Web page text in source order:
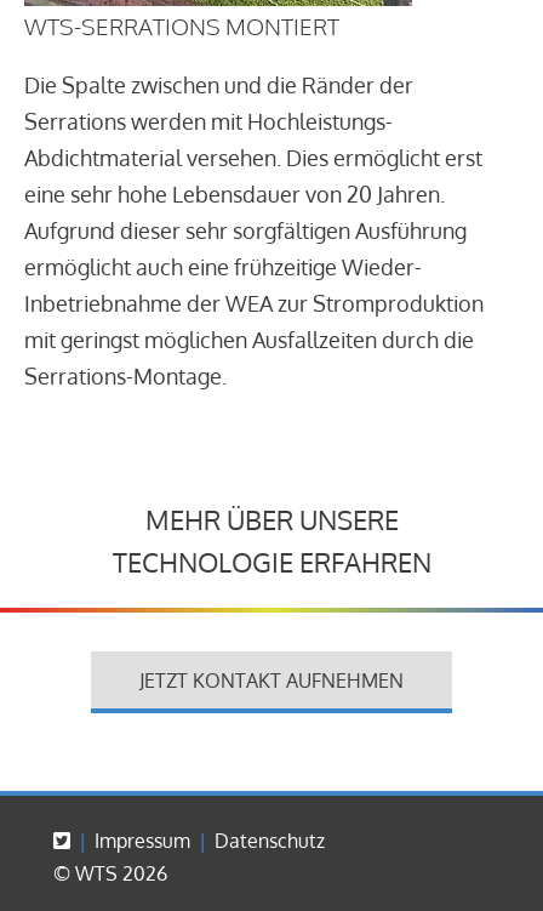
WTS-SERRATIONS MONTIERT
Die Spalte zwischen und die Ränder der
Serrations werden mit Hochleistungs-
Abdichtmaterial versehen. Dies ermöglicht erst
eine sehr hohe Lebensdauer von 20 Jahren.
Aufgrund dieser sehr sorgfältigen Ausführung
ermöglicht auch eine frühzeitige Wieder-
Inbetriebnahme der WEA zur Stromproduktion
mit geringst möglichen Ausfallzeiten durch die
Serrations-Montage.
MEHR ÜBER UNSERE
TECHNOLOGIE ERFAHREN
JETZT KONTAKT AUFNEHMEN
Impressum
Datenschutz
© WTS 2026